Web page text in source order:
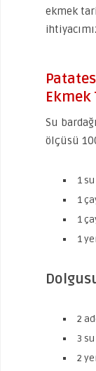
ekmek
Su
ölçüsü
1
1
1
1
2
3
2